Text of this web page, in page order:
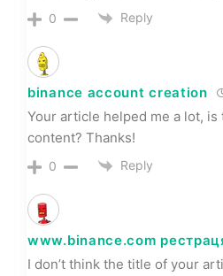
0 Reply
binance account creation
Your article helped me a lot,
content? Thanks!
0 Reply
www.binance.com
I don’t think the title of your